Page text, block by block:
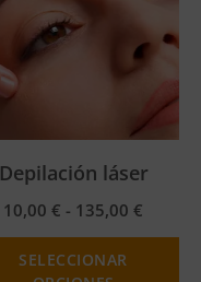
Depilación láser
10,00 € - 135,00 €
SELECCIONAR